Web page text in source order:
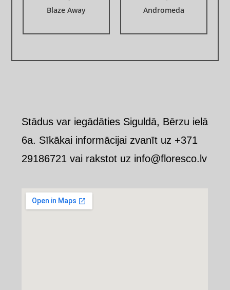
Blaze Away Andromeda
Stādus var iegādāties Siguldā, Bērzu ielā
6a. Sīkākai informācijai zvanīt uz +371
29186721 vai rakstot uz info@floresco.lv